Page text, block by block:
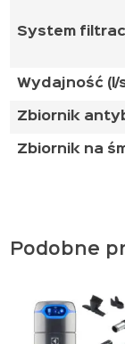
System
Wydajność (l/
Zbiornik
Zbiornik na
Podobne